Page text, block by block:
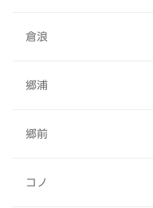
倉浪
郷浦
郷前
コノ